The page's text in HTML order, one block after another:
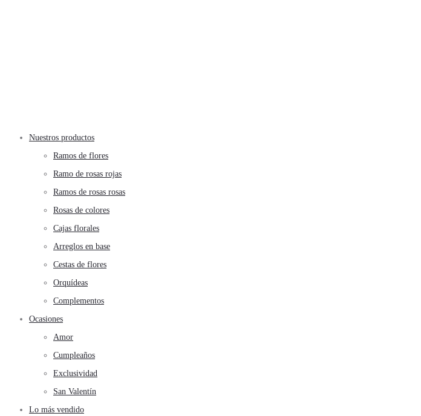
Nuestros productos
Ramos de flores
Ramo de rosas rojas
Ramos de rosas rosas
Rosas de colores
Cajas florales
Arreglos en base
Cestas de flores
Orquídeas
Complementos
Ocasiones
Amor
Cumpleaños
Exclusividad
San Valentín
Lo más vendido